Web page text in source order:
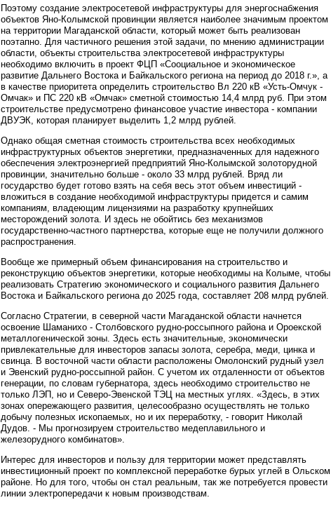
Поэтому создание электросетевой инфраструктуры для энергоснабжения
объектов Яно-Колымской провинции является наиболее значимым проектом
на территории Магаданской области, который может быть реализован
поэтапно. Для частичного решения этой задачи, по мнению администрации
области, объекты строительства электросетевой инфраструктуры
необходимо включить в проект ФЦП «Сооциальное и экономическое
развитие Дальнего Востока и Байкальского региона на период до 2018 г.», а
в качестве приоритета определить строительство Вл 220 кВ «Усть-Омчук -
Омчак» и ПС 220 кВ «Омчак» сметной стоимостью 14,4 млрд руб. При этом
строительстве предусмотрено финансовое участие инвестора - компании
ДВУЭК, которая планирует выделить 1,2 млрд рублей.
Однако общая сметная стоимость строительства всех необходимых
инфраструктурных объектов энергетики, предназначенных для надежного
обеспечения электроэнергией предприятий Яно-Колымской золоторудной
провинции, значительно больше - около 33 млрд рублей. Вряд ли
государство будет готово взять на себя весь этот объем инвестиций -
вложиться в создание необходимой инфраструктуры придется и самим
компаниям, владеющим лицензиями на разработку крупнейших
месторождений золота. И здесь не обойтись без механизмов
государственно-частного партнерства, которые еще не получили должного
распространения.
Вообще же примерный объем финансирования на строительство и
реконструкцию объектов энергетики, которые необходимы на Колыме, чтобы
реализовать Стратегию экономического и социального развития Дальнего
Востока и Байкальского региона до 2025 года, составляет 208 млрд рублей.
Согласно Стратегии, в северной части Магаданской области начнется
освоение Шаманихо - Столбовского рудно-россыпного района и Ороекской
металлогенической зоны. Здесь есть значительные, экономически
привлекательные для инвесторов запасы золота, серебра, меди, цинка и
свинца. В восточной части области расположены Омолонский рудный узел
и Эвенский рудно-россыпной район. С учетом их отдаленности от объектов
генерации, по словам губернатора, здесь необходимо строительство не
только ЛЭП, но и Северо-Эвенской ТЭЦ на местных углях. «Здесь, в этих
зонах опережающего развития, целесообразно осуществлять не только
добычу полезных ископаемых, но и их переработку, - говорит Николай
Дудов. - Мы прогнозируем строительство медеплавильного и
железорудного комбинатов».
Интерес для инвесторов и пользу для территории может представлять
инвестиционный проект по комплексной переработке бурых углей в Ольском
районе. Но для того, чтобы он стал реальным, так же потребуется провести
линии электропередачи к новым производствам.